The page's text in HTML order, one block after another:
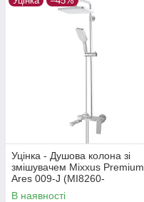
Уцінка - Душова колона зі
змішувачем Mixxus Premium
Ares 009-J (MI8260-
20260612-9013)
В наявності